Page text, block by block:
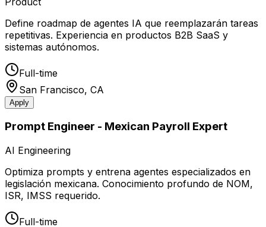
Define roadmap de agentes IA que reemplazarán tareas
repetitivas. Experiencia en productos B2B SaaS y
sistemas autónomos.
Full-time
San Francisco, CA
Apply
Prompt Engineer - Mexican Payroll Expert
AI Engineering
Optimiza prompts y entrena agentes especializados en
legislación mexicana. Conocimiento profundo de NOM,
ISR, IMSS requerido.
Full-time